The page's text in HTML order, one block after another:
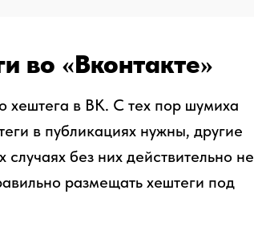
во «Вконтакте»
хештега в ВК. С тех пор шумиха
в публикациях нужны, другие
без них действительно не
размещать хештеги под